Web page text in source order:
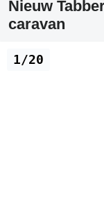
Nieuw
caravan
1/20